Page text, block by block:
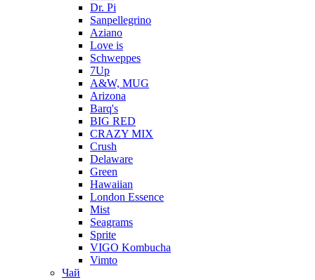
Dr. Pi
Sanpellegrino
Aziano
Love is
Schweppes
7Up
A&W, MUG
Arizona
Barq's
BIG RED
CRAZY MIX
Crush
Delaware
Green
Hawaiian
London Essence
Mist
Seagrams
Sprite
VIGO Kombucha
Vimto
Чай